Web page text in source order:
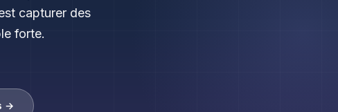
capturer des
forte.
→